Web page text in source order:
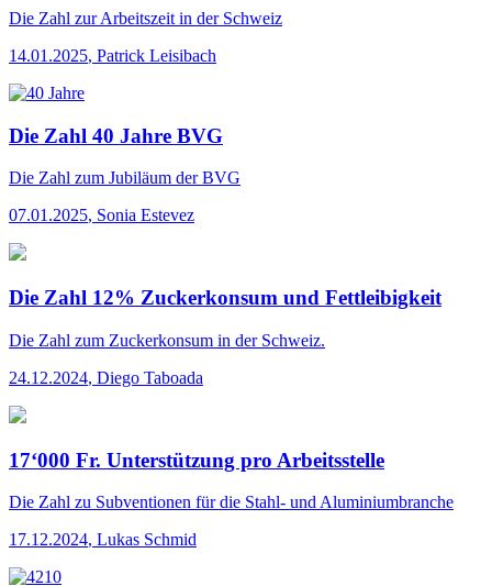
Die Zahl zur Arbeitszeit in der Schweiz
14.01.2025, Patrick Leisibach
Die Zahl 40 Jahre BVG
Die Zahl zum Jubiläum der BVG
07.01.2025, Sonia Estevez
Die Zahl 12% Zuckerkonsum und Fettleibigkeit
Die Zahl zum Zuckerkonsum in der Schweiz.
24.12.2024, Diego Taboada
17‘000 Fr. Unterstützung pro Arbeitsstelle
Die Zahl zu Subventionen für die Stahl- und Aluminiumbranche
17.12.2024, Lukas Schmid